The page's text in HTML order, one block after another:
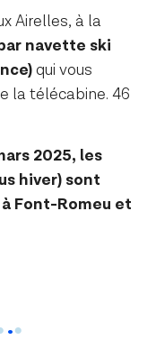
Airelles, à la
navette ski
qui vous
la télécabine. 46
2025, les
hiver) sont
Font-Romeu et